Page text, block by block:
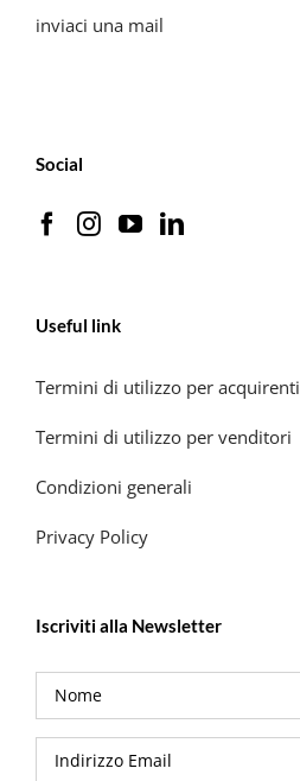
inviaci una mail
Social
Useful link
Termini di utilizzo per acquirenti
Termini di utilizzo per venditori
Condizioni generali
Privacy Policy
Iscriviti alla Newsletter